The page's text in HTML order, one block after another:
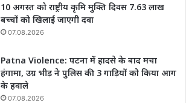
10 अगस्त को राष्ट्रीय कृमि मुक्ति दिवस 7.63 लाख
बच्चों को खिलाई जाएगी दवा
07.08.2026
Patna Violence: पटना में हादसे के बाद मचा
हंगामा, उग्र भीड़ ने पुलिस की 3 गाड़ियों को किया आग
के हवाले
07.08.2026